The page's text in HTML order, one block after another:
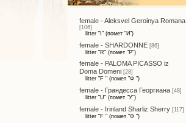
female - Aleksvel Geroinya Romana
[106]
litter "I" (помет "И")
female - SHARDONNE [86]
litter "R" (помет "Р")
female - PALOMA PICASSO iz
Doma Domeni [28]
litter "F " (помет "Ф ")
female - Грандесса Георгиана [48]
litter "U" (помет "У")
female - Irinland Sharliz Sherry [117]
litter "F " (помет "Ф ")